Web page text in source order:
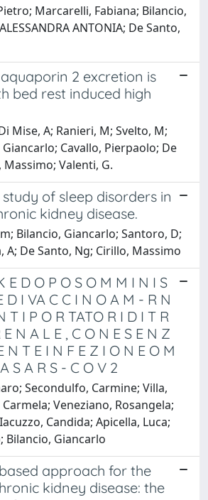
Marcarelli, Fabiana; Bilancio,
ANTONIA; De Santo,
2 excretion is
bed rest induced high
Mise, A; Ranieri, M; Svelto, M;
Giancarlo; Cavallo, Pierpaolo; De
Valenti, G.
of sleep disorders in
kidney disease.
Bilancio, Giancarlo; Santoro, D;
A; De Santo, Ng; Cirillo, Massimo
E D O P O S O M M I N I S
D I VA C C I N O A M - R N
T I P O R TATO R I D I T R
N A L E , C O N E S E N Z
N T E I N F E Z I O N E O M
S A R S - C O V 2
Secondulfo, Carmine; Villa,
Veneziano, Rosangela;
Candida; Apicella, Luca;
Bilancio, Giancarlo
approach for the
kidney disease: the